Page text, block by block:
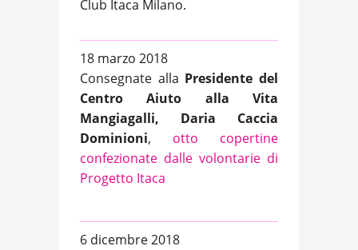
Club Itaca Milano.
18 marzo 2018
Consegnate alla Presidente del
Centro Aiuto alla Vita
Mangiagalli, Daria Caccia
Dominioni, otto copertine
confezionate dalle volontarie di
Progetto Itaca
6 dicembre 2018